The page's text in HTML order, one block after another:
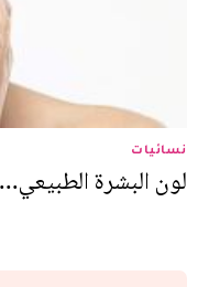
نسائيات
لون البشرة